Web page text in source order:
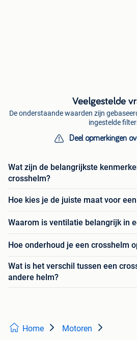
Veelgestelde
De onderstaande waarden zijn
ingestelde
Deel opmerkingen
Wat zijn de belangrijkste
crosshelm?
Hoe kies je de juiste maat voor
Waarom is ventilatie belangrijk in
Hoe onderhoud je een crosshelm
Wat is het verschil tussen een
andere helm?
Home Motoren